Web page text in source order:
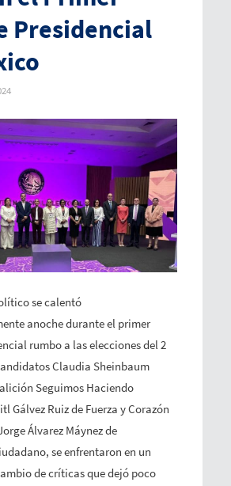
Presidencial
se calentó
anoche durante el primer
rumbo a las elecciones del 2
Claudia Sheinbaum
Seguimos Haciendo
Gálvez Ruiz de Fuerza y Corazón
Álvarez Máynez de
se enfrentaron en un
de críticas que dejó poco